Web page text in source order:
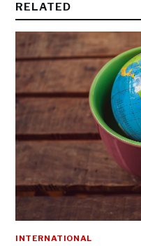
RELATED
INTERNATIONAL